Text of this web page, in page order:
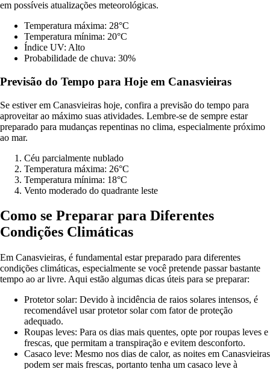
em possíveis atualizações meteorológicas.
Temperatura máxima: 28°C
Temperatura mínima: 20°C
Índice UV: Alto
Probabilidade de chuva: 30%
Previsão do Tempo para Hoje em Canasvieiras
Se estiver em Canasvieiras hoje, confira a previsão do tempo para
aproveitar ao máximo suas atividades. Lembre-se de sempre estar
preparado para mudanças repentinas no clima, especialmente próximo
ao mar.
Céu parcialmente nublado
Temperatura máxima: 26°C
Temperatura mínima: 18°C
Vento moderado do quadrante leste
Como se Preparar para Diferentes
Condições Climáticas
Em Canasvieiras, é fundamental estar preparado para diferentes
condições climáticas, especialmente se você pretende passar bastante
tempo ao ar livre. Aqui estão algumas dicas úteis para se preparar:
Protetor solar: Devido à incidência de raios solares intensos, é
recomendável usar protetor solar com fator de proteção
adequado.
Roupas leves: Para os dias mais quentes, opte por roupas leves e
frescas, que permitam a transpiração e evitem desconforto.
Casaco leve: Mesmo nos dias de calor, as noites em Canasvieiras
podem ser mais frescas, portanto tenha um casaco leve à